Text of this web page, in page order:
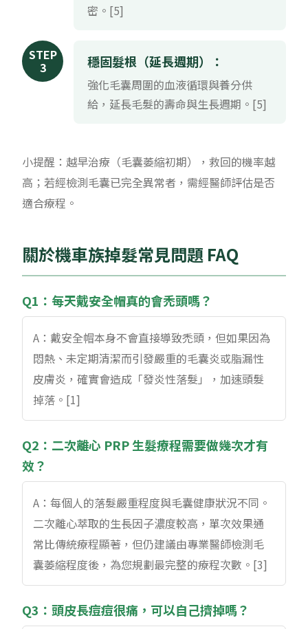
密。[5]
STEP
3 穩固髮根（延長週期）：
強化毛囊周圍的血液循環與養分供
給，延長毛髮的壽命與生長週期。[5]
小提醒：越早治療（毛囊萎縮初期），救回的機率越
高；若經檢測毛囊已完全異常者，需經醫師評估是否
適合療程。
關於機車族掉髮常見問題 FAQ
Q1：每天戴安全帽真的會禿頭嗎？
A：戴安全帽本身不會直接導致禿頭，但如果因為
悶熱、未定期清潔而引發嚴重的毛囊炎或脂漏性
皮膚炎，確實會造成「發炎性落髮」，加速頭髮
掉落。[1]
Q2：二次離心 PRP 生髮療程需要做幾次才有
效？
A：每個人的落髮嚴重程度與毛囊健康狀況不同。
二次離心萃取的生長因子濃度較高，單次效果通
常比傳統療程顯著，但仍建議由專業醫師檢測毛
囊萎縮程度後，為您規劃最完整的療程次數。[3]
Q3：頭皮長痘痘很痛，可以自己擠掉嗎？